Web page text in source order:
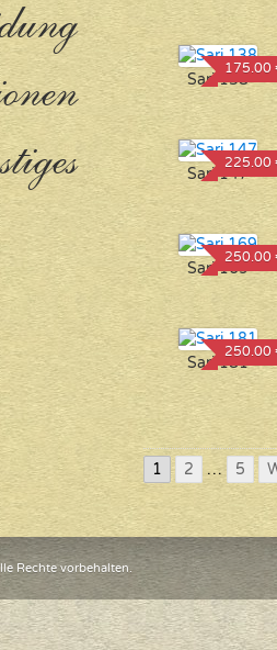
Sari 138
175.00
Sari 147
225.00
Sari 169
250.00
Sari 181
250.00
1 2 … 5
Rechte vorbehalten.